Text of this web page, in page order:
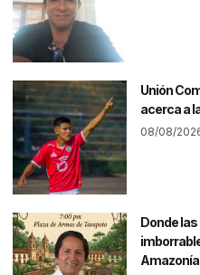
Unión
acerca a
08/08/
Donde
Amazonía